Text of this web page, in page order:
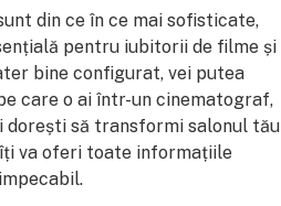
din ce în ce mai sofisticate,
pentru iubitorii de filme și
bine configurat, vei putea
care o ai într-un cinematograf,
dorești să transformi salonul tău
va oferi toate informațiile